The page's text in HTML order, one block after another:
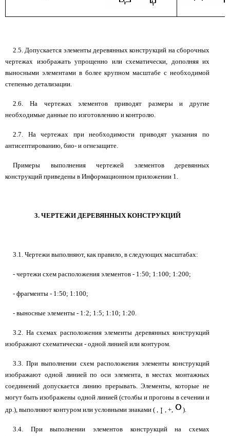
2.5. Допускается элементы деревянных конструкций на сборочных
чертежах изображать упрощенно или схематически, дополняя их
выносными элементами в более крупном масштабе с необходимой
степенью детализации.
2.6. На чертежах элементов приводят размеры и другие
необходимые данные по изготовлению и контролю.
2.7. На чертежах при необходимости приводят указания по
антисептированию, био- и огнезащите.
Примеры выполнения чертежей элементов деревянных
конструкций приведены в Информационном приложении 1.
3. ЧЕРТЕЖИ ДЕРЕВЯННЫХ КОНСТРУКЦИЙ
3.1. Чертежи выполняют, как правило, в следующих масштабах:
- чертежи схем расположения элементов - 1:50; 1:100; 1:200;
- фрагменты - 1:50; 1:100;
- выносные элементы - 1:2; 1:5; 1:10; 1:20.
3.2. На схемах расположения элементы деревянных конструкций
изображают схематически - одной линией или контуром.
3.3. При выполнении схем расположения элементы конструкций
изображают одной линией по оси элемента, в местах монтажных
соединений допускается линию прерывать. Элементы, которые не
могут быть изображены одной линией (столбы и прогоны в сечении и
др.), выполняют контуром или условными знаками ( ,
, +, ).
3.4. При выполнении элементов конструкций на схемах